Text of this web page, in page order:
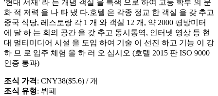
'현대 서재' 라 는 개념 객실 을 특색 으로 하여 고등 학부 의 문
화 적 저력 을 나 타 냈 다.호텔 은 각종 정교 한 객실 을 갖 추고
중국 식당, 레스토랑 각 1 개 와 객실 12 개, 약 2000 평방미터
에 달 하 는 회의 공간 을 갖 추고 동시통역, 인터넷 영상 등 현
대 멀티미디어 시설 을 도입 하여 기술 이 선진 하고 기능 이 강
하 므 로 입주 체험 을 하 러 오 십시오 (호텔 2015 판 ISO 9000
인증 통과)
조식 가격: CNY38($5.6) / 개
조식 유형: 뷔페